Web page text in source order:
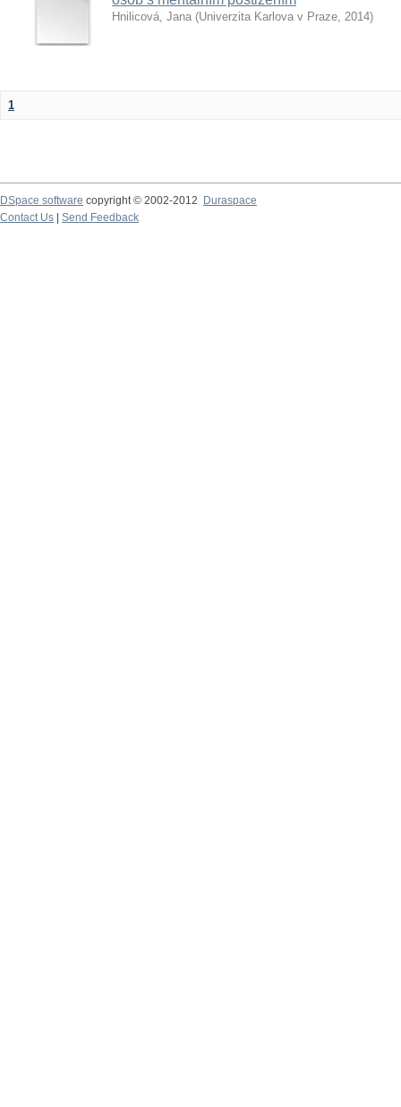
Hnilicová, Jana (Univerzita Karlova v Praze, 2014)
1
DSpace software copyright © 2002-2012
Duraspace
Contact Us
Send Feedback